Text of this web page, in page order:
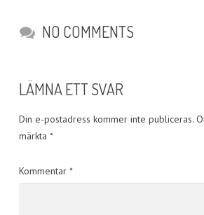
NO COMMENTS
LÄMNA ETT SVAR
Din e-postadress kommer inte publiceras.
märkta *
Kommentar *